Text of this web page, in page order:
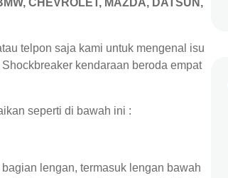
CHEVROLET, MAZDA, DATSUN,
telpon saja kami untuk mengenal isu
kendaraan beroda empat
seperti di bawah ini :
lengan, termasuk lengan bawah